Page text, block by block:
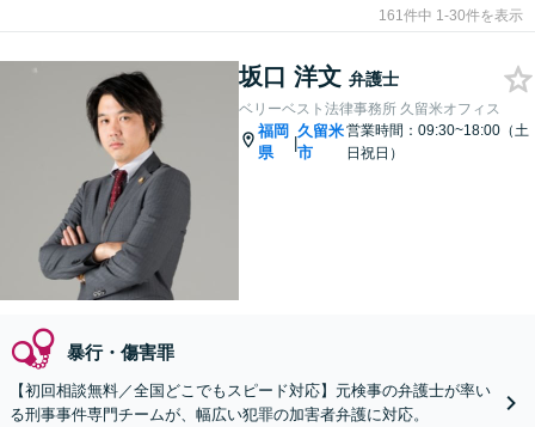
161件中 1-30件を表示
坂口 洋文 弁護士
ベリーベスト法律事務所 久留米オフィス
福岡
県
|
久留米
市
営業時間：09:30~18:00（土
日祝日）
暴行・傷害罪
【初回相談無料／全国どこでもスピード対応】元検事の弁護士が率い
る刑事事件専門チームが、幅広い犯罪の加害者弁護に対応。